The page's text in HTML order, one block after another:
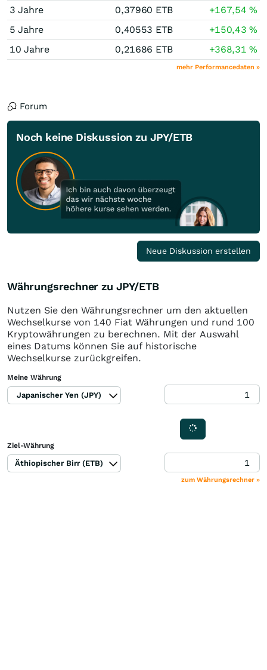
3 Jahre 0,37960 ETB +167,54%
5 Jahre
0,40553 ETB +150,43%
10 Jahre
0,21686 ETB +368,31%
mehr Performancedaten »
Forum
Noch keine Diskussion zu JPY/ETB
Neue Diskussion erstellen
Währungsrechner zu JPY/ETB
Nutzen Sie den Währungsrechner um den aktuellen
Wechselkurse von 140 Fiat Währungen und rund 100
Kryptowährungen zu berechnen. Mit der Auswahl
eines Datums können Sie auf historische
Wechselkurse zurückgreifen.
Meine Währung
Japanischer Yen (JPY)
Ziel-Währung
Äthiopischer Birr (ETB)
zum Währungsrechner »